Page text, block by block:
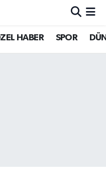
HABER SPOR